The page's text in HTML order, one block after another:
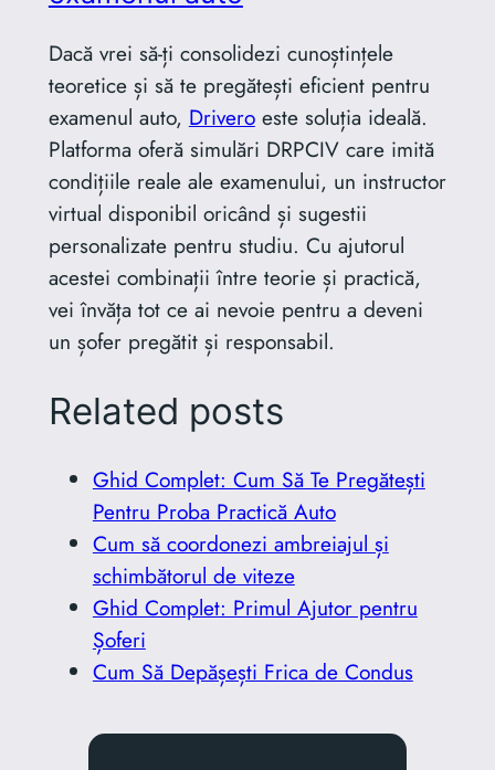
Dacă vrei să-ți consolidezi cunoștințele
teoretice și să te pregătești eficient pentru
examenul auto, Driveroeste soluția ideală.
Platforma oferă simulări DRPCIV care imită
condițiile reale ale examenului, un instructor
virtual disponibil oricând și sugestii
personalizate pentru studiu. Cu ajutorul
acestei combinații între teorie și practică,
vei învăța tot ce ai nevoie pentru a deveni
un șofer pregătit și responsabil.
Related posts
Ghid Complet: Cum Să Te Pregătești
Pentru Proba Practică Auto
Cum să coordonezi ambreiajul și
schimbătorul de viteze
Ghid Complet: Primul Ajutor pentru
Șoferi
Cum Să Depășești Frica de Condus